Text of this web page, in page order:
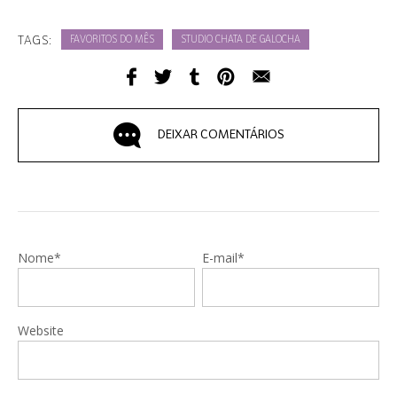
TAGS: FAVORITOS DO MÊS STUDIO CHATA DE GALOCHA
DEIXAR COMENTÁRIOS
Nome* E-mail*
Website